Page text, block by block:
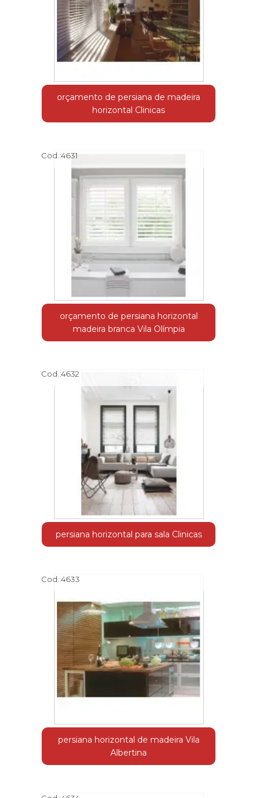
orçamento de persiana de madeira
horizontal Clinicas
Cod.:4631
orçamento de persiana horizontal
madeira branca Vila Olímpia
Cod.:4632
persiana horizontal para sala Clinicas
Cod.:4633
persiana horizontal de madeira Vila
Albertina